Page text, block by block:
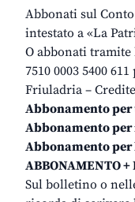
Abbonati sul
intestato a «La
O abbonati tramite
7510 0003 5400
Friuladria –
Abbonamento
Abbonamento
Abbonamento
ABBONAMENTO
Sul bolletino o